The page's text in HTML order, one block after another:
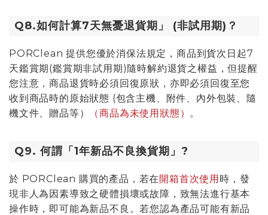
Q8.如何計算7天無憂退貨期」 (非試用期)？
PORClean 提供您優於消保法規定，商品到貨次日起7
天鑑賞期(鑑賞期非試用期)隨時解約退貨之權益，但提醒
您注意，商品退貨時必須回復原狀，亦即必須回復至您
收到商品時的原始狀態 (包含主機、附件、內外包裝、隨
機文件、贈品等）
（商品為未使用狀態） 。
Q9. 何謂「1年新品不良換貨期」?
於 PORClean 購買的產品，若在開箱首次使用時，發
現非人為因素導致之硬體損壞或故障，致無法進行基本
操作時，即可能為新品不良。若您認為產品可能有新品